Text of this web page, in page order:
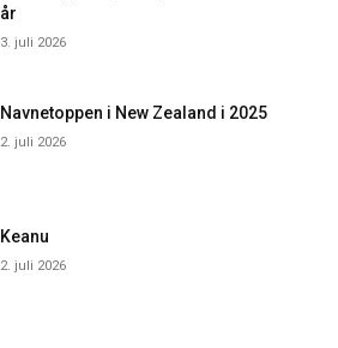
år
3. juli 2026
Navnetoppen i New Zealand i 2025
2. juli 2026
Keanu
2. juli 2026